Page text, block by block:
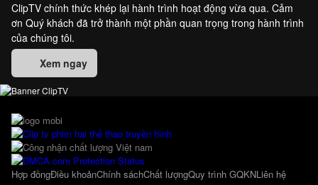
ClipTV chính thức khép lại hành trình hoạt động vừa qua. Cảm
ơn Quý khách đã trở thành một phần quan trọng trong hành trình
của chúng tôi.
Xem ngay
Hợp đồngĐiều khoảnChính sáchChất lượngQuy trình GQKNLiên hệ